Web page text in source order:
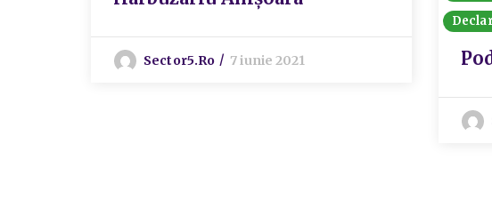
Sector5.ro 7 iunie 2021